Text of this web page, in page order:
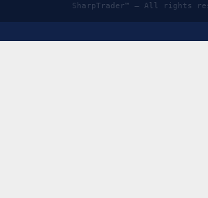
SharpTrader™ — All rights